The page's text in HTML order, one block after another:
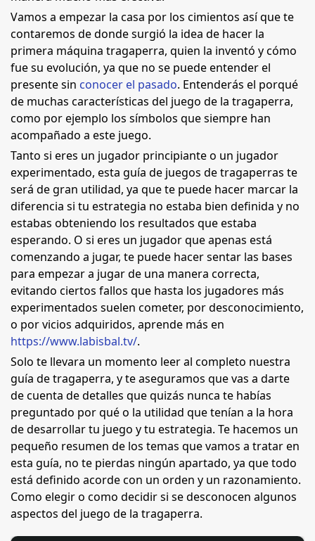
Vamos a empezar la casa por los cimientos así que te
contaremos de donde surgió la idea de hacer la
primera máquina tragaperra, quien la inventó y cómo
fue su evolución, ya que no se puede entender el
presente sin conocer el pasado. Entenderás el porqué
de muchas características del juego de la tragaperra,
como por ejemplo los símbolos que siempre han
acompañado a este juego.
Tanto si eres un jugador principiante o un jugador
experimentado, esta guía de juegos de tragaperras te
será de gran utilidad, ya que te puede hacer marcar la
diferencia si tu estrategia no estaba bien definida y no
estabas obteniendo los resultados que estaba
esperando. O si eres un jugador que apenas está
comenzando a jugar, te puede hacer sentar las bases
para empezar a jugar de una manera correcta,
evitando ciertos fallos que hasta los jugadores más
experimentados suelen cometer, por desconocimiento,
o por vicios adquiridos, aprende más en
https://www.labisbal.tv/.
Solo te llevara un momento leer al completo nuestra
guía de tragaperra, y te aseguramos que vas a darte
de cuenta de detalles que quizás nunca te habías
preguntado por qué o la utilidad que tenían a la hora
de desarrollar tu juego y tu estrategia. Te hacemos un
pequeño resumen de los temas que vamos a tratar en
esta guía, no te pierdas ningún apartado, ya que todo
está definido acorde con un orden y un razonamiento.
Como elegir o como decidir si se desconocen algunos
aspectos del juego de la tragaperra.